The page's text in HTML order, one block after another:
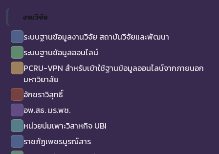
งานวิจัย
ระบบฐานข้อมูลงานวิจัย สถาบันวิจัยและพัฒนา
ระบบฐานข้อมูลออนไลน์
PCRU-VPN สำหรับเข้าใช้ฐานข้อมูลออนไลน์จากภายนอก
มหาวิยาลัย
อักขราวิสุทธิ์
อพ.สธ. มร.พช.
หน่วยบ่มเพาะวิสาหกิจ UBI
ราชภัฏเพชรบูรณ์สาร